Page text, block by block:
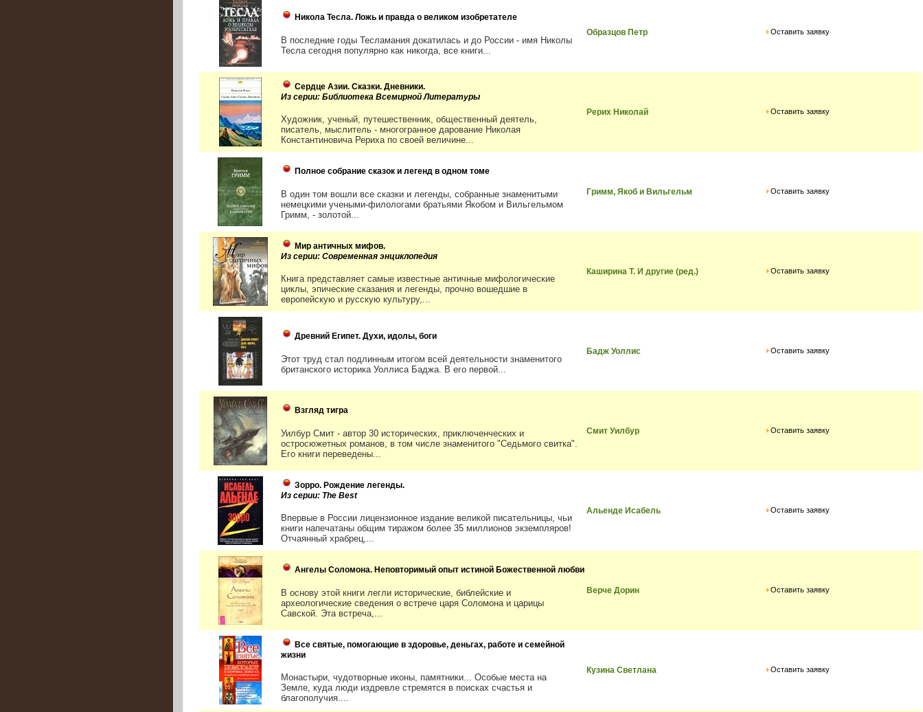
Никола Тесла. Ложь и правда о великом изобретателе
В последние годы Тесламания докатилась и до России - имя Николы
Тесла сегодня популярно как никогда, все книги...
Образцов Петр Оставить заявку
Сердце Азии. Сказки. Дневники.
Из серии: Библиотека Всемирной Литературы
Художник, ученый, путешественник, общественный деятель,
писатель, мыслитель - многогранное дарование Николая
Константиновича Рериха по своей величине...
Рерих Николай Оставить заявку
Полное собрание сказок и легенд в одном томе
В один том вошли все сказки и легенды, собранные знаменитыми
немецкими учеными-филологами братьями Якобом и Вильгельмом
Гримм, - золотой...
Гримм, Якоб и Вильгельм Оставить заявку
Мир античных мифов.
Из серии: Современная энциклопедия
Книга представляет самые известные античные мифологические
циклы, эпические сказания и легенды, прочно вошедшие в
европейскую и русскую культуру,...
Каширина Т. И другие (ред.) Оставить заявку
Древний Египет. Духи, идолы, боги
Этот труд стал подлинным итогом всей деятельности знаменитого
британского историка Уоллиса Баджа. В его первой...
Бадж Уоллис Оставить заявку
Взгляд тигра
Уилбур Смит - автор 30 исторических, приключенческих и
остросюжетных романов, в том числе знаменитого "Седьмого свитка".
Его книги переведены...
Смит Уилбур Оставить заявку
Зорро. Рождение легенды.
Из серии: The Best
Впервые в России лицензионное издание великой писательницы, чьи
книги напечатаны общим тиражом более 35 миллионов экземпляров!
Отчаянный храбрец,...
Альенде Исабель Оставить заявку
Ангелы Соломона. Неповторимый опыт истиной Божественной любви
В основу этой книги легли исторические, библейские и
археологические сведения о встрече царя Соломона и царицы
Савской. Эта встреча,...
Верче Дорин Оставить заявку
Все святые, помогающие в здоровье, деньгах, работе и семейной
жизни
Монастыри, чудотворные иконы, памятники... Особые места на
Земле, куда люди издревле стремятся в поисках счастья и
благополучия....
Кузина Светлана Оставить заявку